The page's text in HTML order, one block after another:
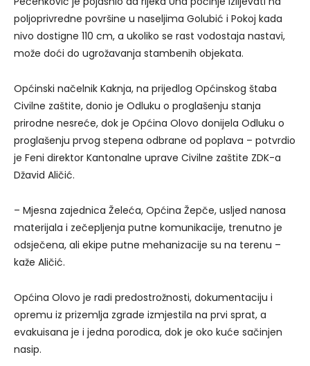
poljoprivredne površine u naseljima Golubić i Pokoj kada
nivo dostigne 110 cm, a ukoliko se rast vodostaja nastavi,
može doći do ugrožavanja stambenih objekata.
Općinski načelnik Kaknja, na prijedlog Općinskog štaba
Civilne zaštite, donio je Odluku o proglašenju stanja
prirodne nesreće, dok je Općina Olovo donijela Odluku o
proglašenju prvog stepena odbrane od poplava – potvrdio
je Feni direktor Kantonalne uprave Civilne zaštite ZDK-a
Džavid Aličić.
– Mjesna zajednica Želeća, Općina Žepče, usljed nanosa
materijala i zečepljenja putne komunikacije, trenutno je
odsječena, ali ekipe putne mehanizacije su na terenu –
kaže Aličić.
Općina Olovo je radi predostrožnosti, dokumentaciju i
opremu iz prizemlja zgrade izmjestila na prvi sprat, a
evakuisana je i jedna porodica, dok je oko kuće sačinjen
nasip.